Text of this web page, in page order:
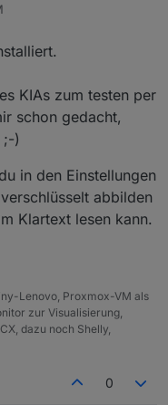
KIAs zum testen per
schon gedacht,
;-)
in den Einstellungen
abbilden
Klartext lesen kann.
Lenovo, Proxmox-VM als
zur Visualisierung,
dazu noch Shelly,
0